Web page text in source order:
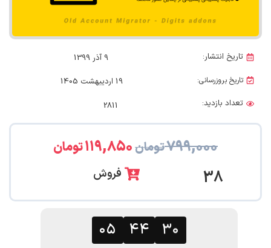
تاریخ انتشار: 9 آذر 1399
تاریخ بروزرسانی:
19 اردیبهشت 1405
تعداد بازدید:
2811
۷۹۹,۰۰۰تومان۱۱۹,۸۵۰تومان
38 فروش
۰۵ ۴۴ ۲۹